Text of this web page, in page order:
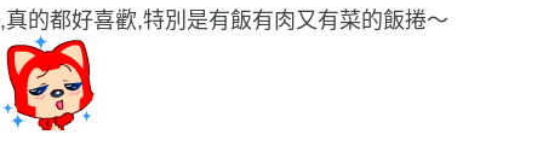
,真的都好喜歡,特別是有飯有肉又有菜的飯捲〜